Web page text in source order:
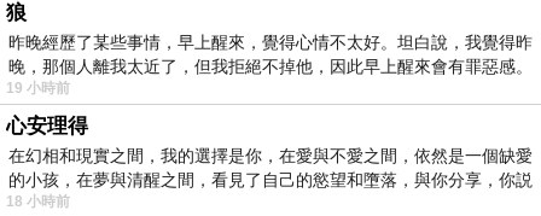
商品訊息描述
狼
昨晚經歷了某些事情，早上醒來，覺得心情不太好。坦白說，我覺得昨
晚，那個人離我太近了，但我拒絕不掉他，因此早上醒來會有罪惡感。
19 小時前
心安理得
在幻相和現實之間，我的選擇是你，在愛與不愛之間，依然是一個缺愛
的小孩，在夢與清醒之間，看見了自己的慾望和墮落，與你分享，你説
18 小時前